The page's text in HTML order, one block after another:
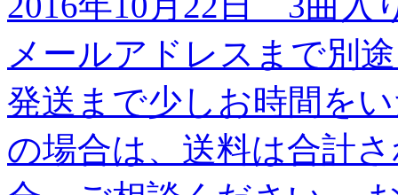
メールアドレスまで別
発送まで少しお時間を
の場合は、送料は合計